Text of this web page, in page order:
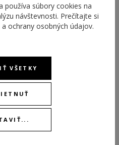
používa súbory cookies na
návštevnosti. Prečítajte si
a ochrany osobných údajov.
VŠETKY